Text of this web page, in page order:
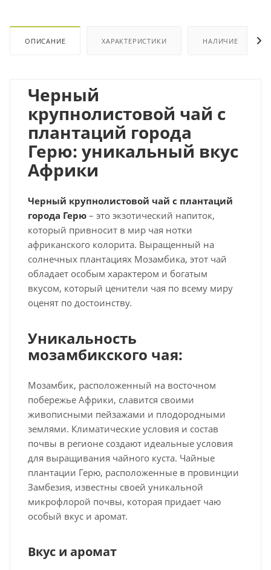
ОПИСАНИЕ ХАРАКТЕРИСТИКИ НАЛИЧИЕ
Черный
крупнолистовой чай с
плантаций города
Герю: уникальный вкус
Африки
Черный крупнолистовой чай с плантаций
города Герю – это экзотический напиток,
который привносит в мир чая нотки
африканского колорита. Выращенный на
солнечных плантациях Мозамбика, этот чай
обладает особым характером и богатым
вкусом, который ценители чая по всему миру
оценят по достоинству.
Уникальность
мозамбикского чая:
Мозамбик, расположенный на восточном
побережье Африки, славится своими
живописными пейзажами и плодородными
землями. Климатические условия и состав
почвы в регионе создают идеальные условия
для выращивания чайного куста. Чайные
плантации Герю, расположенные в провинции
Замбезия, известны своей уникальной
микрофлорой почвы, которая придает чаю
особый вкус и аромат.
Вкус и аромат